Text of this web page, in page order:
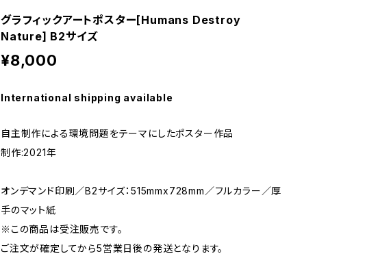
グラフィックアートポスター[Humans Destroy
Nature] B2サイズ
¥8,000
International shipping available
自主制作による環境問題をテーマにしたポスター作品
制作:2021年
オンデマンド印刷／B2サイズ：515mmx728mm／フルカラー／厚
手のマット紙
※この商品は受注販売です。
ご注文が確定してから5営業日後の発送となります。